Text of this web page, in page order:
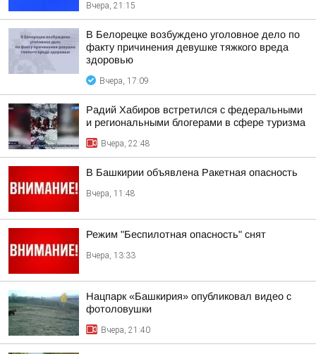
Вчера, 21:15
В Белорецке возбуждено уголовное дело по
факту причинения девушке тяжкого вреда
здоровью
Вчера, 17:09
Радий Хабиров встретился с федеральными
и региональными блогерами в сфере туризма
Вчера, 22:48
В Башкирии объявлена Ракетная опасность
Вчера, 11:48
Режим "Беспилотная опасность" снят
Вчера, 13:33
Нацпарк «Башкирия» опубликовал видео с
фотоловушки
Вчера, 21:40